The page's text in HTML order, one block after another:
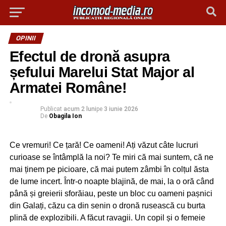
OPINII
Efectul de dronă asupra
șefului Marelui Stat Major al
Armatei Române!
Publicat acum 2 lunipe 3 iunie 2026
De Obagila Ion
Ce vremuri! Ce țară! Ce oameni! Ați văzut câte lucruri
curioase se întâmplă la noi? Te miri că mai suntem, că ne
mai ținem pe picioare, că mai putem zâmbi în colțul ăsta
de lume incert. Într-o noapte blajină, de mai, la o oră când
până și greierii sforăiau, peste un bloc cu oameni pașnici
din Galați, căzu ca din senin o dronă rusească cu burta
plină de explozibili. A făcut ravagii. Un copil și o femeie